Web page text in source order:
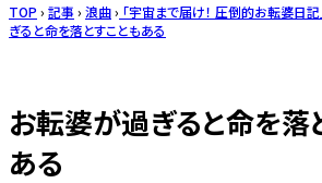
TOP › 記事 › 浪曲› 「宇宙まで届け！ 圧倒的お転婆日
ぎると命を落とすこともある
お転婆が過ぎると命を落
ある